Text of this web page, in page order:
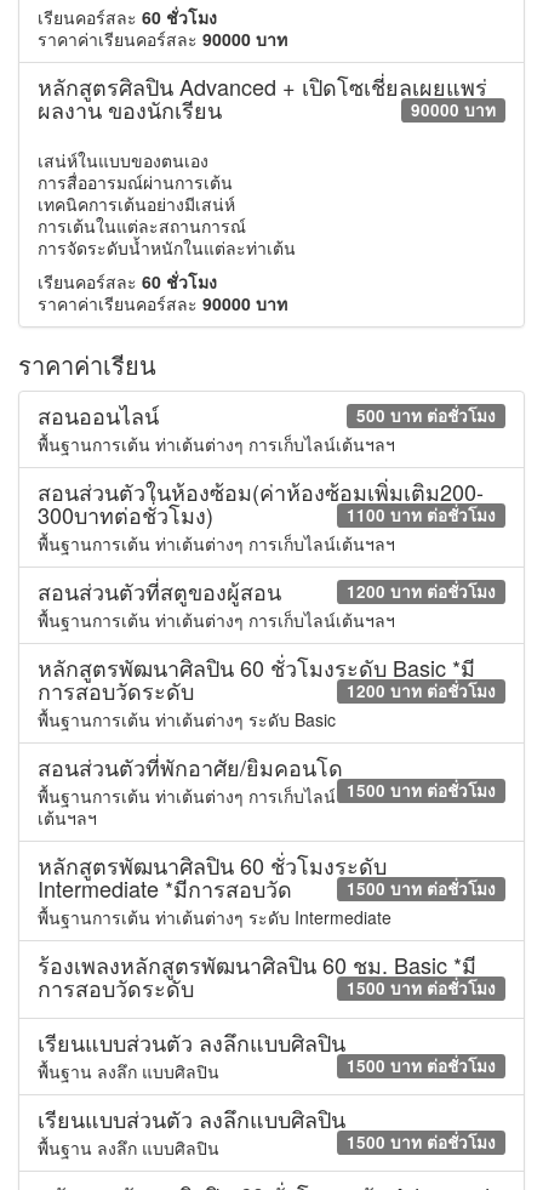
เรียนคอร์สละ 60 ชั่วโมง
ราคาค่าเรียนคอร์สละ 90000 บาท
หลักสูตรศิลปิน Advanced + เปิดโซเชี่ยลเผยแพร่
ผลงาน ของนักเรียน 90000 บาท
เสน่ห์ในแบบของตนเอง
การสื่ออารมณ์ผ่านการเต้น
เทคนิคการเต้นอย่างมีเสน่ห์
การเต้นในแต่ละสถานการณ์
การจัดระดับน้ำหนักในแต่ละท่าเต้น
เรียนคอร์สละ 60 ชั่วโมง
ราคาค่าเรียนคอร์สละ 90000 บาท
ราคาค่าเรียน
สอนออนไลน์ 500 บาท ต่อชั่วโมง
พื้นฐานการเต้น ท่าเต้นต่างๆ การเก็บไลน์เต้นฯลฯ
สอนส่วนตัวในห้องซ้อม(ค่าห้องซ้อมเพิ่มเติม200-
300บาทต่อชั่วโมง) 1100 บาท ต่อชั่วโมง
พื้นฐานการเต้น ท่าเต้นต่างๆ การเก็บไลน์เต้นฯลฯ
สอนส่วนตัวที่สตูของผู้สอน 1200 บาท ต่อชั่วโมง
พื้นฐานการเต้น ท่าเต้นต่างๆ การเก็บไลน์เต้นฯลฯ
หลักสูตรพัฒนาศิลปิน 60 ชั่วโมงระดับ Basic *มี
การสอบวัดระดับ 1200 บาท ต่อชั่วโมง
พื้นฐานการเต้น ท่าเต้นต่างๆ ระดับ Basic
สอนส่วนตัวที่พักอาศัย/ยิมคอนโด
1500 บาท ต่อชั่วโมง
พื้นฐานการเต้น ท่าเต้นต่างๆ การเก็บไลน์
เต้นฯลฯ
หลักสูตรพัฒนาศิลปิน 60 ชั่วโมงระดับ
Intermediate *มีการสอบวัด 1500 บาท ต่อชั่วโมง
พื้นฐานการเต้น ท่าเต้นต่างๆ ระดับ Intermediate
ร้องเพลงหลักสูตรพัฒนาศิลปิน 60 ชม. Basic *มี
การสอบวัดระดับ 1500 บาท ต่อชั่วโมง
เรียนแบบส่วนตัว ลงลึกแบบศิลปิน
1500 บาท ต่อชั่วโมง
พื้นฐาน ลงลึก แบบศิลปิน
เรียนแบบส่วนตัว ลงลึกแบบศิลปิน
1500 บาท ต่อชั่วโมง
พื้นฐาน ลงลึก แบบศิลปิน